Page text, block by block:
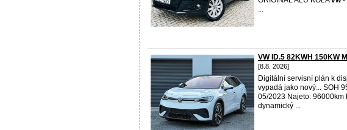
...
VW ID.5 82KWH 150KW
[8.8. 2026]
Digitální servisní plán k
vypadá jako nový... SOH
05/2023 Najeto: 96000km
dynamický ...